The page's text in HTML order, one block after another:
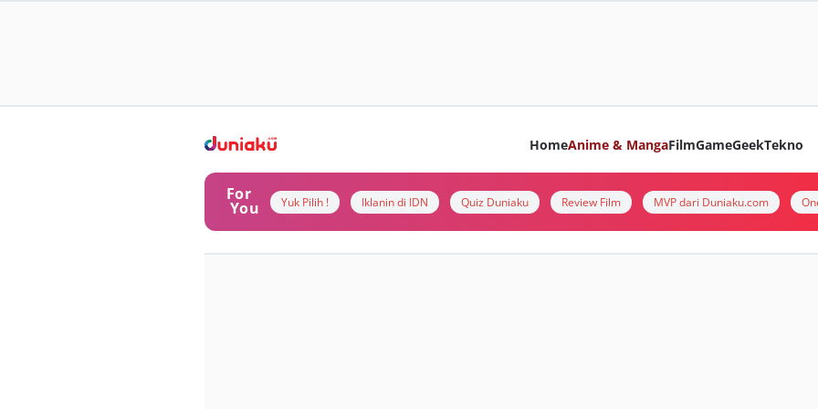
HomeAnime & MangaFilmGameGeekTekno
For
You Yuk Pilih ! Iklanin di IDN Quiz Duniaku Review Film MVP dari Duniaku.com